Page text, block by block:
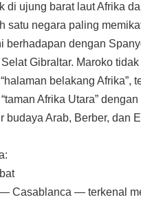
di ujung barat laut Afrika
satu negara paling
berhadapan dengan
Gibraltar. Maroko tidak
belakang Afrika”,
Afrika Utara” dengan
budaya Arab, Berber, dan
Casablanca — terkenal